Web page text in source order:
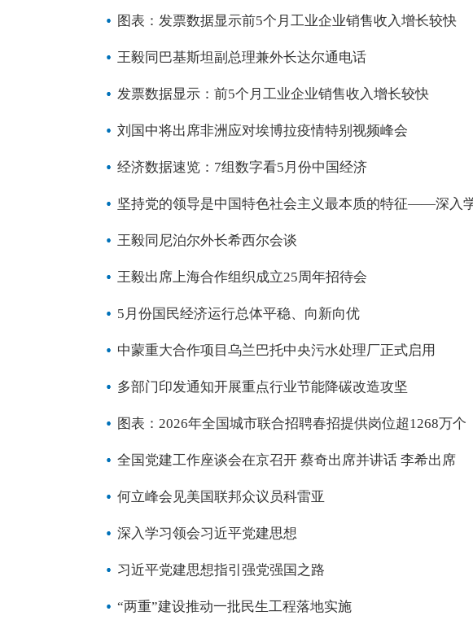
图表：发票数据显示前5个月工业企业销售收入增长较快
王毅同巴基斯坦副总理兼外长达尔通电话
发票数据显示：前5个月工业企业销售收入增长较快
刘国中将出席非洲应对埃博拉疫情特别视频峰会
经济数据速览：7组数字看5月份中国经济
坚持党的领导是中国特色社会主义最本质的特征——深入
王毅同尼泊尔外长希西尔会谈
王毅出席上海合作组织成立25周年招待会
5月份国民经济运行总体平稳、向新向优
中蒙重大合作项目乌兰巴托中央污水处理厂正式启用
多部门印发通知开展重点行业节能降碳改造攻坚
图表：2026年全国城市联合招聘春招提供岗位超1268万个
全国党建工作座谈会在京召开 蔡奇出席并讲话 李希出席
何立峰会见美国联邦众议员科雷亚
深入学习领会习近平党建思想
习近平党建思想指引强党强国之路
“两重”建设推动一批民生工程落地实施